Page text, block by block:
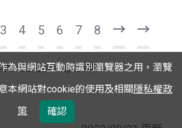
3 4 5 6 7 8
一
頁
後
一
151筆資料，第1/8頁
為與網站互動時識別瀏覽器之用，瀏覽
本網站對cookie的使用及相關隱私權政
策
確認